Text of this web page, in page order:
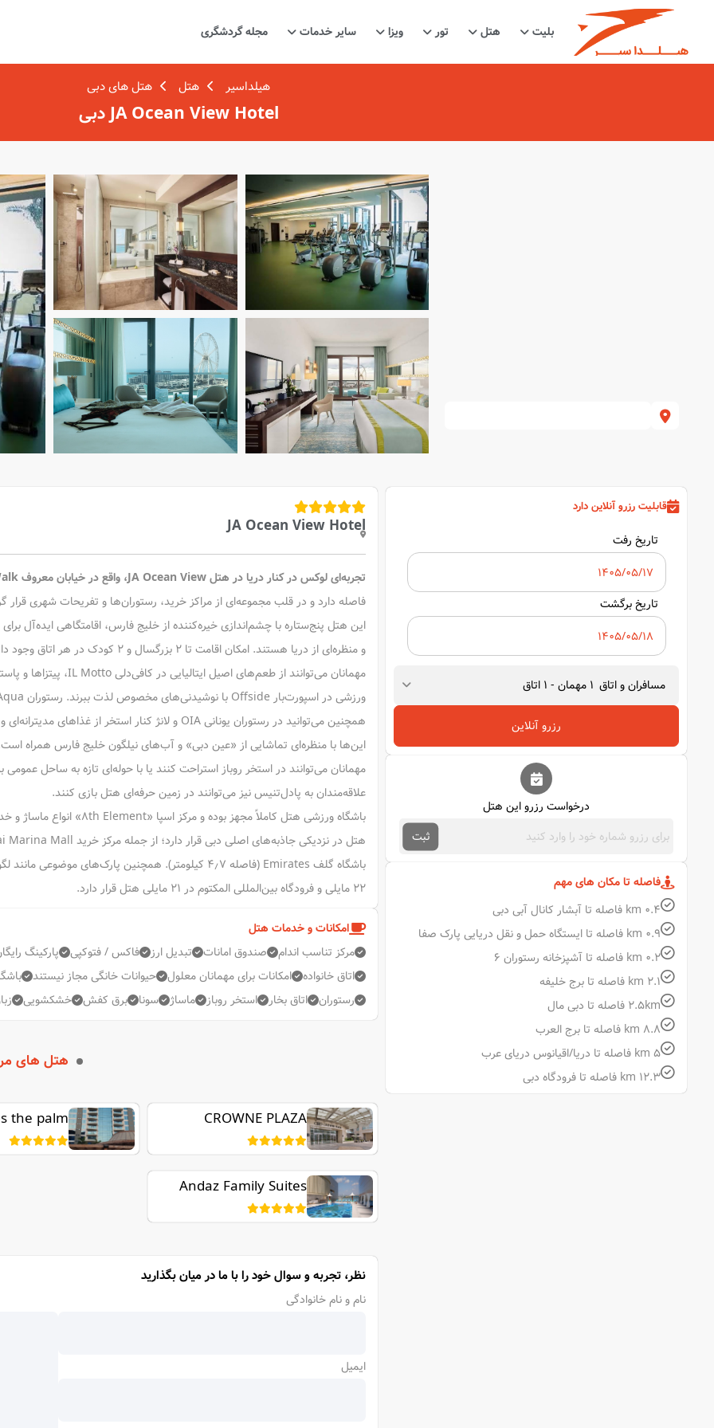
بلیت هتل تور ویزا سایر خدمات مجله گردشگری
هیلداسیر هتل هتل های دبی
JA Ocean View Hotel دبی
قابلیت رزرو آنلاین دارد
تاریخ رفت
تاریخ برگشت
مسافران و اتاق 1 مهمان -
1 اتاق
رزرو آنلاین
درخواست رزرو این هتل
ثبت
فاصله تا مکان های مهم
0.4 km فاصله تا آبشار کانال آبی دبی
0.9 km فاصله تا ایستگاه حمل و نقل دریایی پارک صفا
0.2 km فاصله تا آشپزخانه رستوران 6
2.1 km فاصله تا برج خلیفه
2.5km فاصله تا دبی مال
8.8 km فاصله تا برج العرب
5 km فاصله تا دریا/اقیانوس دریای عرب
12.3 km فاصله تا فرودگاه دبی
JA Ocean View Hotel
تجربه‌ای لوکس در کنار دریا در هتل JA Ocean View، واقع در خیابان معروف The Walk در منطقه جمیرا بیچ رزیدنس دبی
فاصله دارد و در قلب مجموعه‌ای از مراکز خرید، رستوران‌ها و تفریحات شهری قرار
این هتل پنج‌ستاره با چشم‌اندازی خیره‌کننده از خلیج فارس، اقامتگاهی ایده‌آل
و منظره‌ای از دریا هستند. امکان اقامت تا ۲ بزرگسال و ۲ کودک در هر اتاق وجود دارد، ضمن اینکه اتاق‌های خانوادگی بزرگ‌تر نیز در دسترس هستند.
این‌ها با منظره‌ای تماشایی از «عین دبی» و آب‌های نیلگون خلیج فارس همراه
مهمانان می‌توانند در استخر روباز استراحت کنند یا با حوله‌ای تازه به ساحل
علاقه‌مندان به پادل‌تنیس نیز می‌توانند در زمین حرفه‌ای هتل بازی کنند.
باشگاه ورزشی هتل کاملاً مجهز بوده و مرکز اسپا «8th Element» انواع ماساژ و خدمات درمانی را با هزینه مجزا ارائه می‌دهد.
۲۲ مایلی و فرودگاه بین‌المللی المکتوم در ۲۱ مایلی هتل قرار دارد.
امکانات و خدمات هتل
مرکز تناسب اندام
صندوق امانات تبدیل ارز فاکس / فتوکپی پارکینگ
اتاق خانواده
امکانات برای مهمانان معلول حیوانات خانگی مجاز نیستند
رستوران
اتاق بخار استخر روباز ماساژ سونا برق کفش خشکشویی
هتل های
CROWNE PLAZA
JUMEIRAH
the palm
Andaz Family Suites
by Hyatt - Palm
نظر، تجربه و سوال خود را با ما در میان بگذارید
نام و نام خانوادگی
ایمیل